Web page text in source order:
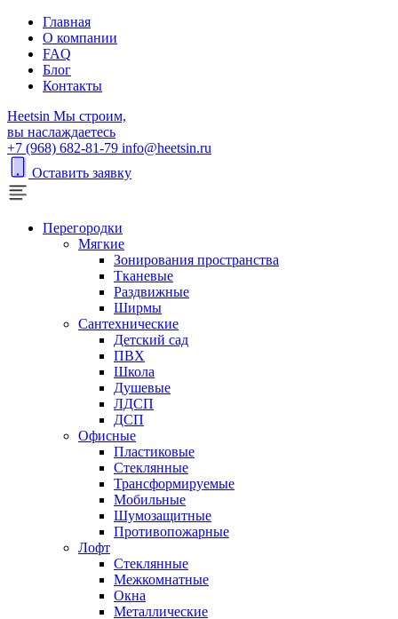
Главная
О компании
FAQ
Блог
Контакты
Heetsin Мы строим,
вы наслаждаетесь
+7 (968) 682-81-79 info@heetsin.ru
Оставить заявку
Перегородки
Мягкие
Зонирования пространства
Тканевые
Раздвижные
Ширмы
Сантехнические
Детский сад
ПВХ
Школа
Душевые
ЛДСП
ДСП
Офисные
Пластиковые
Стеклянные
Трансформируемые
Мобильные
Шумозащитные
Противопожарные
Лофт
Стеклянные
Межкомнатные
Окна
Металлические